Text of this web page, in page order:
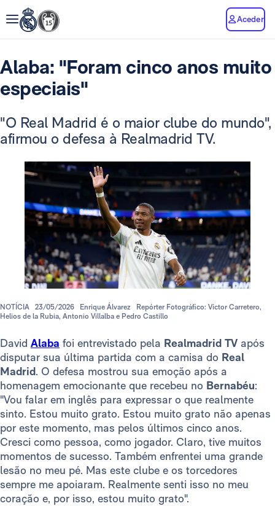
Aceder
Alaba: "Foram cinco anos muito
especiais"
"O Real Madrid é o maior clube do mundo",
afirmou o defesa à Realmadrid TV.
NOTÍCIA 23/05/2026 Enrique Álvarez
Repórter Fotográfico: Víctor Carretero,
Helios de la Rubia, Antonio Villalba e Pedro Castillo
David Alaba foi entrevistado pela Realmadrid TV após
disputar sua última partida com a camisa do Real
Madrid. O defesa mostrou sua emoção após a
homenagem emocionante que recebeu no Bernabéu:
"Vou falar em inglês para expressar o que realmente
sinto. Estou muito grato. Estou muito grato não apenas
por este momento, mas pelos últimos cinco anos.
Cresci como pessoa, como jogador. Claro, tive muitos
momentos de sucesso. Também enfrentei uma grande
lesão no meu pé. Mas este clube e os torcedores
sempre me apoiaram. Realmente senti isso no meu
coração e, por isso, estou muito grato".